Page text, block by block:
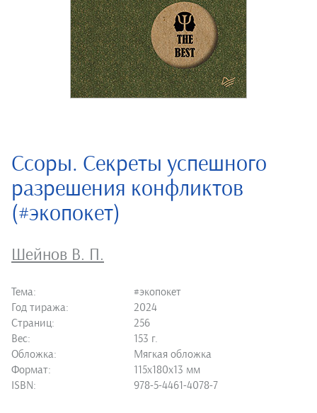
Ссоры. Секреты успешного
разрешения конфликтов
(#экопокет)
Шейнов В. П.
Тема:
#экопокет
Год тиража:
2024
Страниц:
256
Вес:
153 г.
Обложка:
Мягкая обложка
Формат:
115х180х13 мм
ISBN:
978-5-4461-4078-7